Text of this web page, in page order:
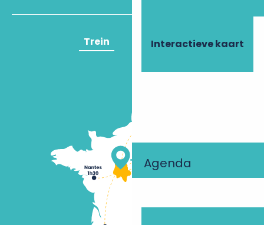
Interactieve kaart
Agenda
Trein Vliegtuig